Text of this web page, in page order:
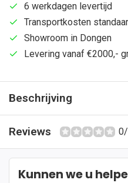
6 werkdagen levertijd
Transportkosten
Showroom in Dongen
Levering vanaf €2000,-
Beschrijving
Reviews
Kunnen we u